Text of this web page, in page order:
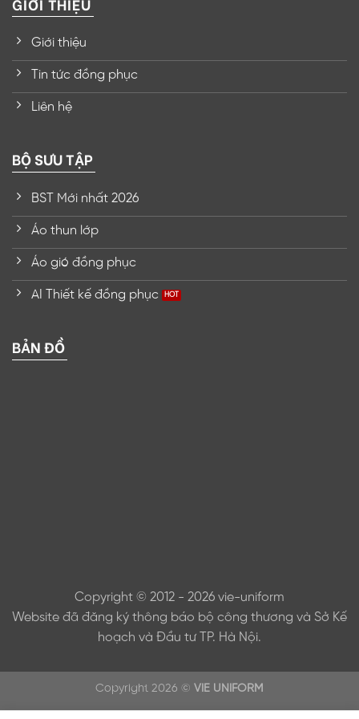
Giới thiệu
Tin tức đồng phục
Liên hệ
BỘ SƯU TẬP
BST Mới nhất 2026
Áo thun lớp
Áo gió đồng phục
AI Thiết kế đồng phục
BẢN ĐỒ
Copyright © 2012 - 2026 vie-uniform
Website đã đăng ký thông báo bộ công thương và Sở Kế
hoạch và Đầu tư TP. Hà Nội.
Copyright 2026 © VIE UNIFORM